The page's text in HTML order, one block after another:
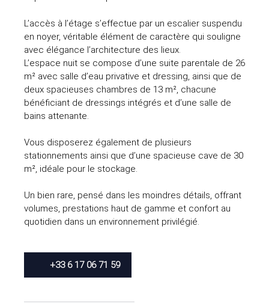
L’accès à l’étage s’effectue par un escalier suspendu
en noyer, véritable élément de caractère qui souligne
avec élégance l’architecture des lieux.
L’espace nuit se compose d’une suite parentale de 26
m² avec salle d’eau privative et dressing, ainsi que de
deux spacieuses chambres de 13 m², chacune
bénéficiant de dressings intégrés et d’une salle de
bains attenante.
Vous disposerez également de plusieurs
stationnements ainsi que d’une spacieuse cave de 30
m², idéale pour le stockage.
Un bien rare, pensé dans les moindres détails, offrant
volumes, prestations haut de gamme et confort au
quotidien dans un environnement privilégié.
+33 6 17 06 71 59